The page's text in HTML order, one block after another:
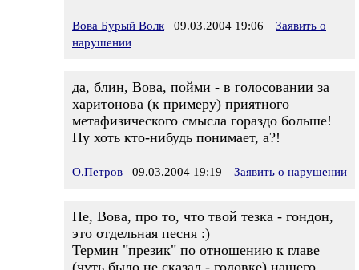
Вова Бурый Волк 09.03.2004 19:06
Заявить о
нарушении
да, блин, Вова, пойми - в голосовании за
харитонова (к примеру) приятного
метафизического смысла гораздо больше!
Ну хоть кто-нибудь понимает, а?!
О.Петров 09.03.2004 19:19 Заявить о нарушении
Не, Вова, про то, что твой тезка - гондон,
это отдельная песня :)
Термин "презик" по отношению к главе
(чуть было не сказал - головке) нашего